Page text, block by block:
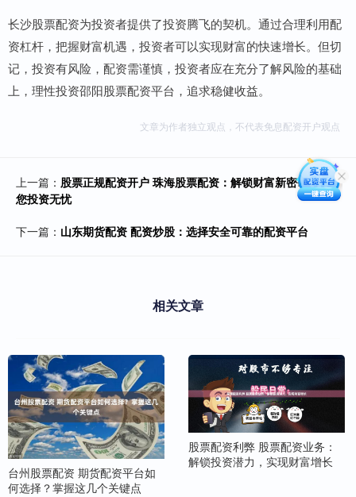
长沙股票配资为投资者提供了投资腾飞的契机。通过合理利用配
资杠杆，把握财富机遇，投资者可以实现财富的快速增长。但切
记，投资有风险，配资需谨慎，投资者应在充分了解风险的基础
上，理性投资邵阳股票配资平台，追求稳健收益。
文章为作者独立观点，不代表免息配资开户观点
上一篇： 股票正规配资开户 珠海股票配资：解锁财富新密码，助
您投资无忧
下一篇： 山东期货配资 配资炒股：选择安全可靠的配资平台
相关文章
台州股票配资 期货配资平台如
何选择？掌握这几个关键点
股票配资利弊 股票配资业务：
解锁投资潜力，实现财富增长